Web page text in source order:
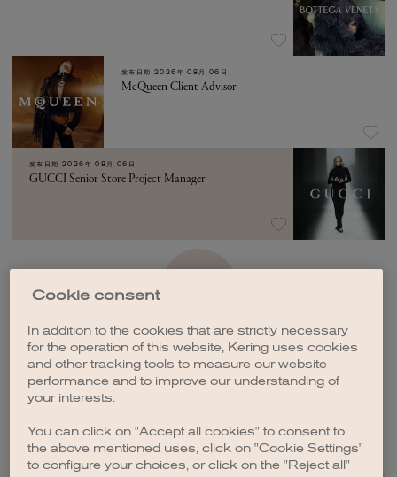
发布日期 2026年 08月 06日
McQueen Client Advisor
发布日期 2026年 08月 06日
GUCCI Senior Store Project Manager
Cookie consent
In addition to the cookies that are strictly necessary
for the operation of this website, Kering uses cookies
and other tracking tools to measure our website
performance and to improve our understanding of
your interests.
You can click on "Accept all cookies" to consent to
the above mentioned uses, click on "Cookie Settings"
to configure your choices, or click on the "Reject all"